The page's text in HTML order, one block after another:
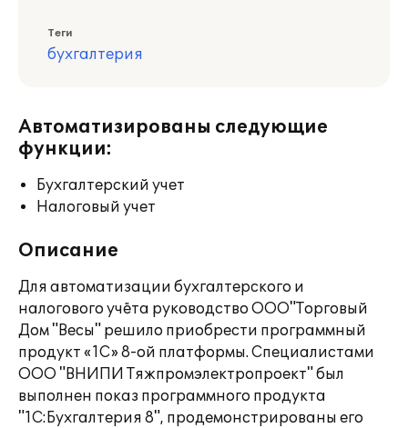
Теги
бухгалтерия
Автоматизированы следующие
функции:
Бухгалтерский учет
Налоговый учет
Описание
Для автоматизации бухгалтерского и
налогового учёта руководство ООО"Торговый
Дом "Весы" решило приобрести программный
продукт «1С» 8-ой платформы. Специалистами
ООО "ВНИПИ Тяжпромэлектропроект" был
выполнен показ программного продукта
"1С:Бухгалтерия 8", продемонстрированы его